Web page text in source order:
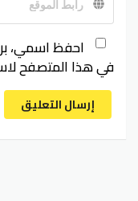
احفظ اسمي،
في هذا المتصفح
إرسال التعليق